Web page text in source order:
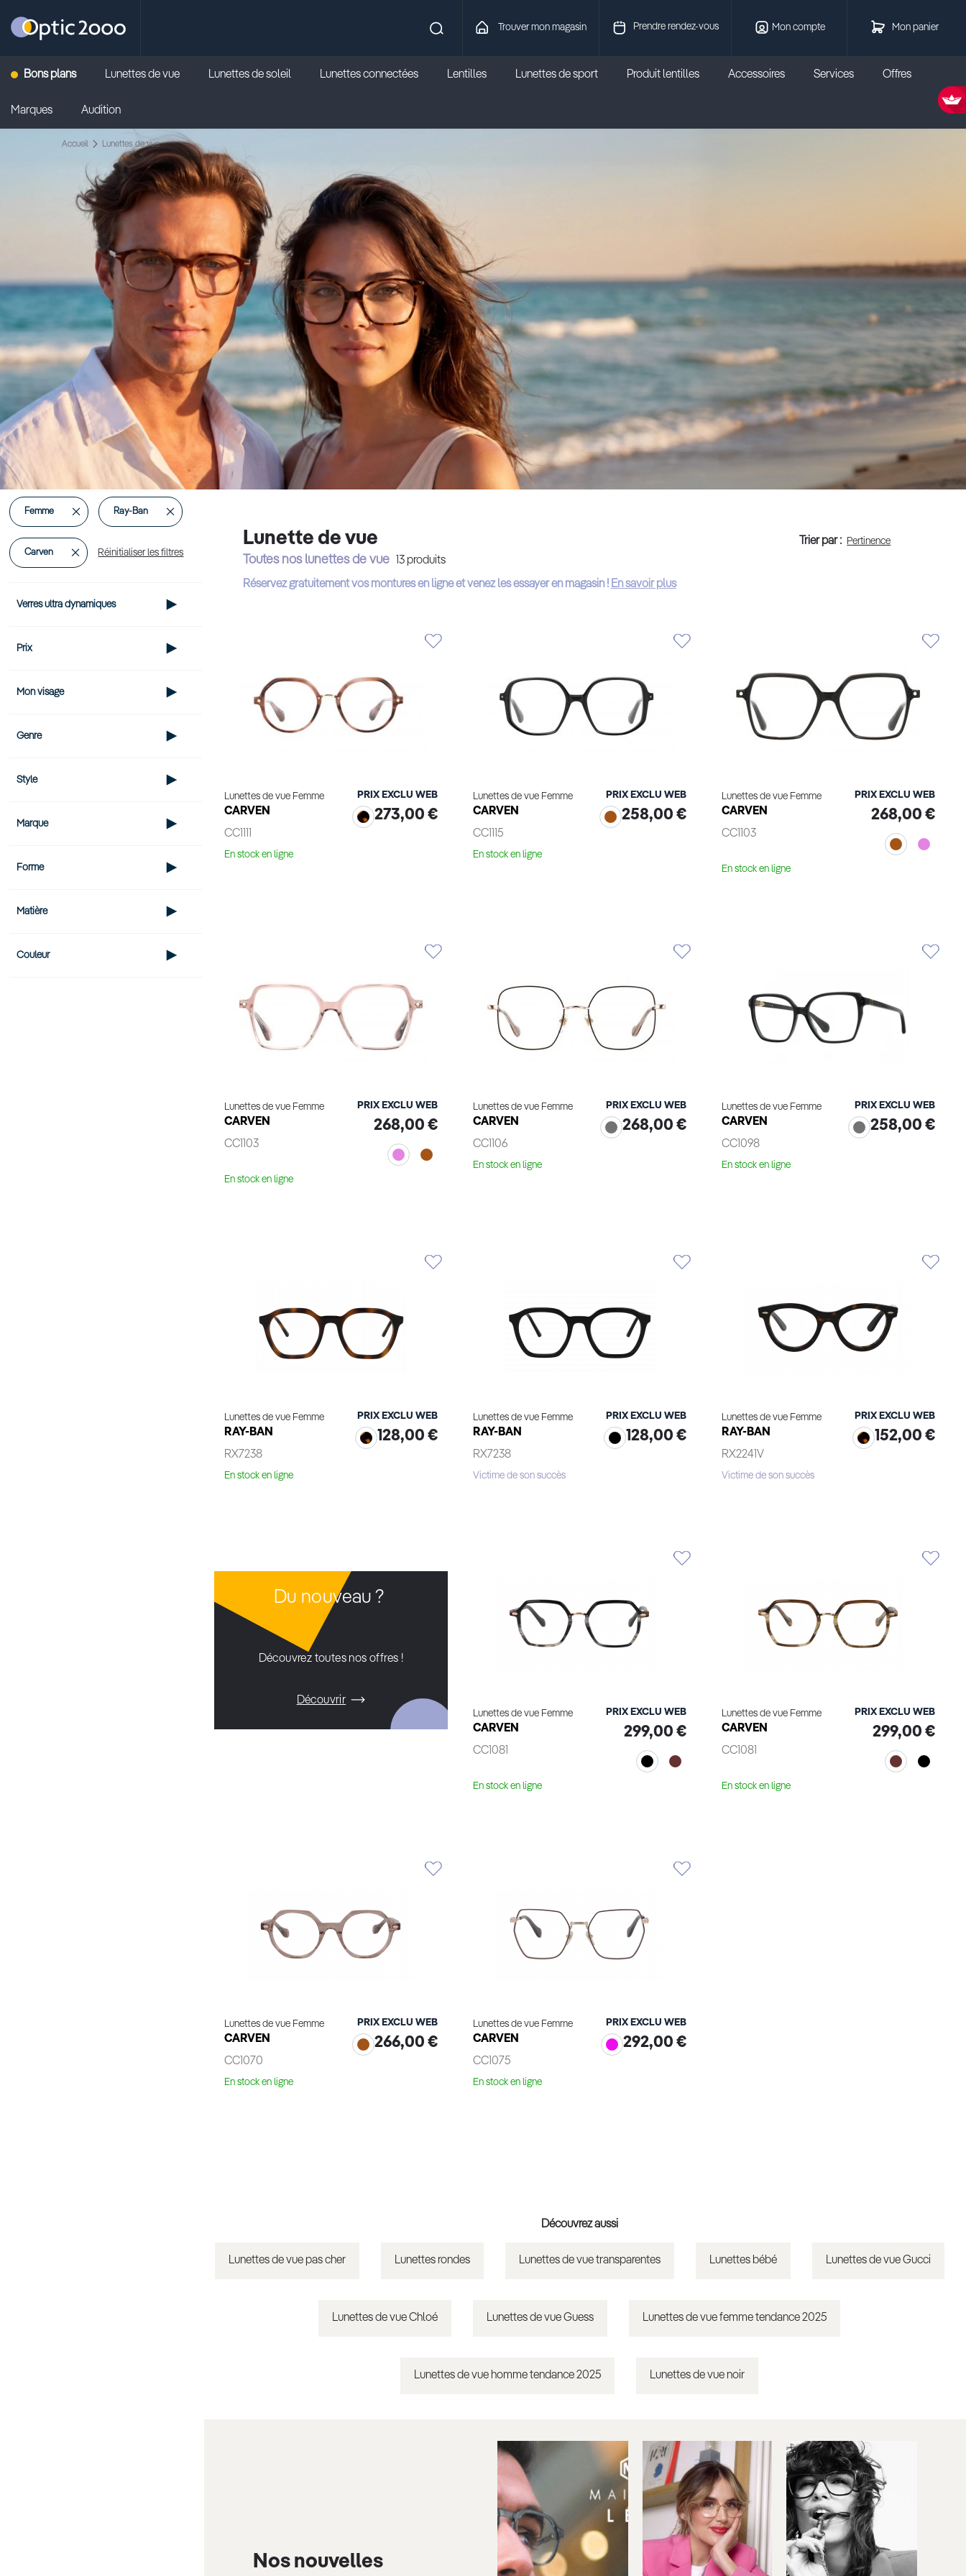
Retour vers la page d'accueil Mon panier
Prendre rendez-vous Mon compte
Trouver mon magasin
Bons plans Lunettes de vue Lunettes de soleil Lunettes connectées Lentilles Lunettes de sport Produit lentilles Accessoires Services Offres
Marques Audition
Accueil Lunettes de vue
Trier par :
Lunette de vue
Toutes nos lunettes de vue 13produits
Réservez gratuitement vos montures en ligne et venez les essayer en magasin ! En savoir plus
Lunettes de vue Femme
CARVEN
CC1111
PRIX EXCLU WEB
273,00 €
En stock en ligne
Lunettes de vue Femme
CARVEN
CC1115
PRIX EXCLU WEB
258,00 €
En stock en ligne
Lunettes de vue Femme
CARVEN
CC1103
PRIX EXCLU WEB
268,00 €
En stock en ligne
Lunettes de vue Femme
CARVEN
CC1103
PRIX EXCLU WEB
268,00 €
En stock en ligne
Lunettes de vue Femme
CARVEN
CC1106
PRIX EXCLU WEB
268,00 €
En stock en ligne
Lunettes de vue Femme
CARVEN
CC1098
PRIX EXCLU WEB
258,00 €
En stock en ligne
Lunettes de vue Femme
RAY-BAN
RX7238
PRIX EXCLU WEB
128,00 €
En stock en ligne
Lunettes de vue Femme
RAY-BAN
RX7238
PRIX EXCLU WEB
128,00 €
Victime de son succès
Lunettes de vue Femme
RAY-BAN
RX2241V
PRIX EXCLU WEB
152,00 €
Victime de son succès
Du nouveau ?
Découvrez toutes nos offres !
Découvrir
Lunettes de vue Femme
CARVEN
CC1081
PRIX EXCLU WEB
299,00 €
En stock en ligne
Lunettes de vue Femme
CARVEN
CC1081
PRIX EXCLU WEB
299,00 €
En stock en ligne
Lunettes de vue Femme
CARVEN
CC1070
PRIX EXCLU WEB
266,00 €
En stock en ligne
Lunettes de vue Femme
CARVEN
CC1075
PRIX EXCLU WEB
292,00 €
En stock en ligne
Découvrez aussi
Lunettes de vue pas cher Lunettes rondes Lunettes de vue transparentes Lunettes bébé Lunettes de vue Gucci
Lunettes de vue Chloé Lunettes de vue Guess Lunettes de vue femme tendance 2025
Lunettes de vue homme tendance 2025 Lunettes de vue noir
Nos nouvelles
Verres ultra dynamiques
Prix
Mon visage
Genre
Style
Marque
Forme
Matière
Couleur
Femme Supprimer
cet
Élément
Ray-Ban Supprimer
Carven Supprimer
Élément
Réinitialiser les filtres